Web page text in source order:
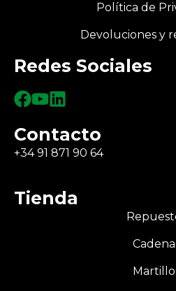
Política de
Devoluciones y
Redes Sociales
Contacto
+34 91 871 90 64
Tienda